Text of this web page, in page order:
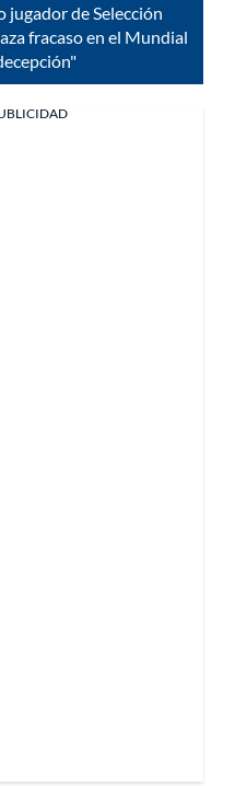
jugador de Selección
fracaso en el Mundial